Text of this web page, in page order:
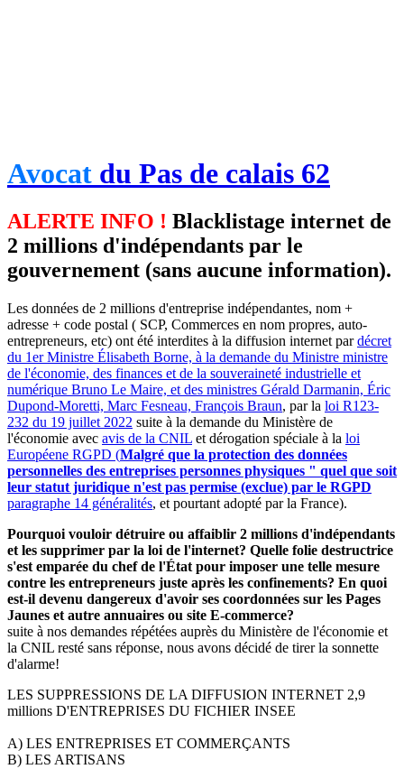
Avocat du Pas de calais 62
ALERTE INFO ! Blacklistage internet de
2 millions d'indépendants par le
gouvernement (sans aucune information).
Les données de 2 millions d'entreprise indépendantes, nom +
adresse + code postal ( SCP, Commerces en nom propres, auto-
entrepreneurs, etc) ont été interdites à la diffusion internet pardécret
du 1er Ministre Élisabeth Borne, à la demande du Ministre ministre
de l'économie, des finances et de la souveraineté industrielle et
numérique Bruno Le Maire, et des ministres Gérald Darmanin, Éric
Dupond-Moretti, Marc Fesneau, François Braun, par la loi R123-
232 du 19 juillet 2022 suite à la demande du Ministère de
l'économie avec avis de la CNIL et dérogation spéciale à la loi
Européene RGPD (Malgré que la protection des données
personnelles des entreprises personnes physiques " quel que soit
leur statut juridique n'est pas permise (exclue) par le RGPD
paragraphe 14 généralités, et pourtant adopté par la France).
Pourquoi vouloir détruire ou affaiblir 2 millions d'indépendants
et les supprimer par la loi de l'internet? Quelle folie destructrice
s'est emparée du chef de l'État pour imposer une telle mesure
contre les entrepreneurs juste après les confinements? En quoi
est-il devenu dangereux d'avoir ses coordonnées sur les Pages
Jaunes et autre annuaires ou site E-commerce?
suite à nos demandes répétées auprès du Ministère de l'économie et
la CNIL resté sans réponse, nous avons décidé de tirer la sonnette
d'alarme!
LES SUPPRESSIONS DE LA DIFFUSION INTERNET 2,9
millions D'ENTREPRISES DU FICHIER INSEE
A) LES ENTREPRISES ET COMMERÇANTS
B) LES ARTISANS